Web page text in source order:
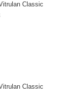
Classic
Classic